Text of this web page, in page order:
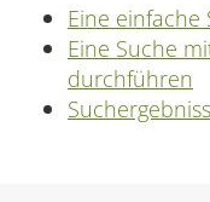
Eine
Eine Suche
durchführen